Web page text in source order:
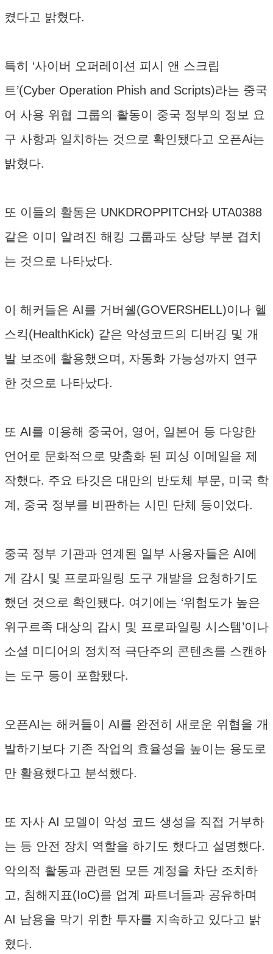
켰다고 밝혔다.
특히 ‘사이버 오퍼레이션 피시 앤 스크립
트’(Cyber Operation Phish and Scripts)라는 중국
어 사용 위협 그룹의 활동이 중국 정부의 정보 요
구 사항과 일치하는 것으로 확인됐다고 오픈Ai는
밝혔다.
또 이들의 활동은 UNKDROPPITCH와 UTA0388
같은 이미 알려진 해킹 그룹과도 상당 부분 겹치
는 것으로 나타났다.
이 해커들은 AI를 거버쉘(GOVERSHELL)이나 헬
스킥(HealthKick) 같은 악성코드의 디버깅 및 개
발 보조에 활용했으며, 자동화 가능성까지 연구
한 것으로 나타났다.
또 AI를 이용해 중국어, 영어, 일본어 등 다양한
언어로 문화적으로 맞춤화 된 피싱 이메일을 제
작했다. 주요 타깃은 대만의 반도체 부문, 미국 학
계, 중국 정부를 비판하는 시민 단체 등이었다.
중국 정부 기관과 연계된 일부 사용자들은 AI에
게 감시 및 프로파일링 도구 개발을 요청하기도
했던 것으로 확인됐다. 여기에는 ‘위험도가 높은
위구르족 대상의 감시 및 프로파일링 시스템’이나
소셜 미디어의 정치적 극단주의 콘텐츠를 스캔하
는 도구 등이 포함됐다.
오픈AI는 해커들이 AI를 완전히 새로운 위협을 개
발하기보다 기존 작업의 효율성을 높이는 용도로
만 활용했다고 분석했다.
또 자사 AI 모델이 악성 코드 생성을 직접 거부하
는 등 안전 장치 역할을 하기도 했다고 설명했다.
악의적 활동과 관련된 모든 계정을 차단 조치하
고, 침해지표(IoC)를 업계 파트너들과 공유하며
AI 남용을 막기 위한 투자를 지속하고 있다고 밝
혔다.